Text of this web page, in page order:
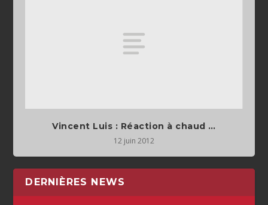
Vincent Luis : Réaction à chaud …
12 juin 2012
DERNIÈRES NEWS